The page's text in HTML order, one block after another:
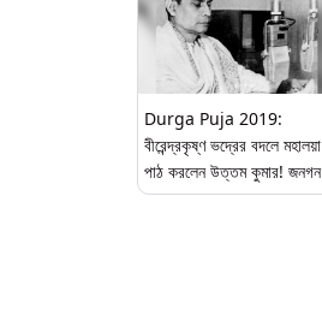
Durga Puja 2019:
বীরেন্দ্রকৃষ্ণ ভদ্রের বদলে মহালয়া
পাঠ করলেন উত্তম কুমার! জনগন
বলেছিল 'সুপার ফ্লপ'